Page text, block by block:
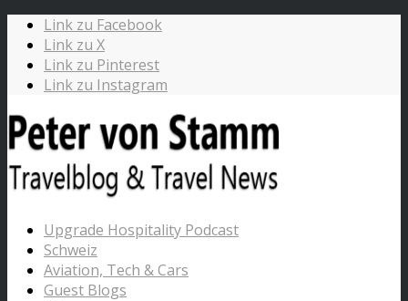
Link zu Facebook
Link zu X
Link zu Pinterest
Link zu Instagram
Upgrade Hospitality Podcast
Schweiz
Aviation, Tech & Cars
Guest Blogs